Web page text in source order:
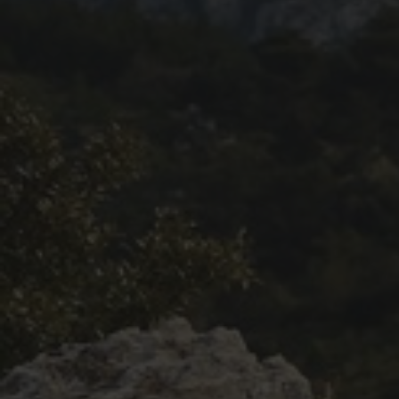
Retour sur l'Enduro 2018
Enduro Kids 2019
Edition 2018
Blog 2018